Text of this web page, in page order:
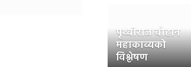
पृथ्वीराज चौहान
महाकाव्यको
विश्लेषण